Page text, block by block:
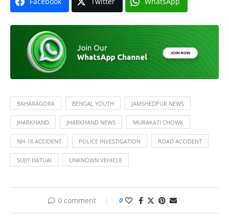
BAHARAGORA BENGAL YOUTH JAMSHEDPUR NEWS
JHARKHAND JHARKHAND NEWS MURAKATI CHOWK
NH-18 ACCIDENT POLICE INVESTIGATION ROAD ACCIDENT
SUJIT HATUAI UNKNOWN VEHICLE
0 comment 0